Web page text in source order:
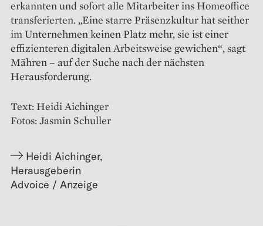
erkannten und sofort alle Mitarbeiter ins Homeoffice
transferierten. „Eine starre Präsenzkultur hat seither
im Unternehmen keinen Platz mehr, sie ist einer
effizienteren digitalen Arbeitsweise gewichen“, sagt
Mähren – auf der Suche nach der nächsten
Herausforderung.
Text: Heidi Aichinger
Fotos: Jasmin Schuller
Heidi Aichinger,
Herausgeberin